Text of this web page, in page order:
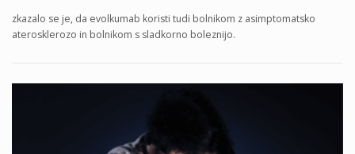
zkazalo se je, da evolkumab koristi tudi bolnikom z asimptomatsko
aterosklerozo in bolnikom s sladkorno boleznijo.